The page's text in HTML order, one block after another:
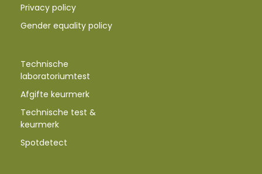
Privacy policy
Gender equality policy
Technische
laboratoriumtest
Afgifte keurmerk
Technische test &
keurmerk
Spotdetect